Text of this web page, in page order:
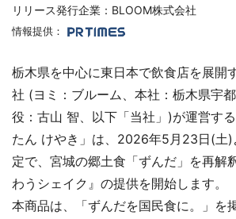
リリース発行企業：BLOOM株式会社
情報提供：
栃木県を中心に東日本で飲食店を展開
社 (ヨミ：ブルーム、本社：栃木県宇
役：古山 智、以下「当社」)が運営す
たん けやき」は、2026年5月23日(土)
定で、宮城の郷土食「ずんだ」を再解
わうシェイク』の提供を開始します。
本商品は、「ずんだを国民食に。」を